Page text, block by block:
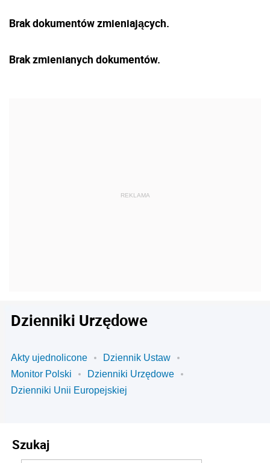
Brak dokumentów zmieniających.
Brak zmienianych dokumentów.
Dzienniki Urzędowe
Akty ujednolicone
Dziennik Ustaw
Monitor Polski
Dzienniki Urzędowe
Dzienniki Unii Europejskiej
Szukaj